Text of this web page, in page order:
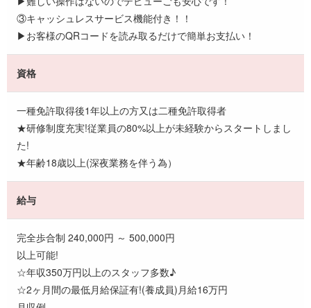
③キャッシュレスサービス機能付き！！
▶お客様のQRコードを読み取るだけで簡単お支払い！
資格
一種免許取得後1年以上の方又は二種免許取得者
★研修制度充実!従業員の80%以上が未経験からスタートしまし
た!
★年齢18歳以上(深夜業務を伴う為）
給与
完全歩合制 240,000円 ～ 500,000円
以上可能!
☆年収350万円以上のスタッフ多数♪
☆2ヶ月間の最低月給保証有!(養成員)月給16万円